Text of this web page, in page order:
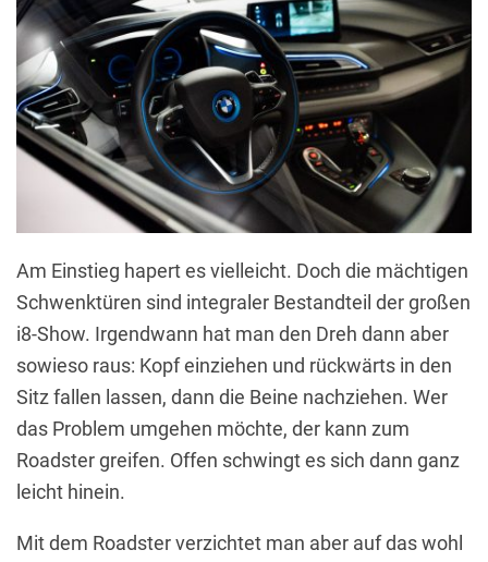
Am Einstieg hapert es vielleicht. Doch die mächtigen
Schwenktüren sind integraler Bestandteil der großen
i8-Show. Irgendwann hat man den Dreh dann aber
sowieso raus: Kopf einziehen und rückwärts in den
Sitz fallen lassen, dann die Beine nachziehen. Wer
das Problem umgehen möchte, der kann zum
Roadster greifen. Offen schwingt es sich dann ganz
leicht hinein.
Mit dem Roadster verzichtet man aber auf das wohl